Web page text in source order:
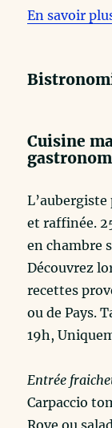
En savoir
Cuisine
et raffinée.
en chambre
Découvrez
recettes
ou de Pays.
19h,
Entrée
Carpaccio